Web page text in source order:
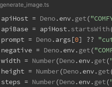
apiHost = Deno.env.get(
apiBase = apiHost.startsWith
prompt = Deno.args[0] ??
negative = Deno.env.get(
width = Number(Deno.env.get(
height = Number(Deno.env.get
steps = Number(Deno.env.get(